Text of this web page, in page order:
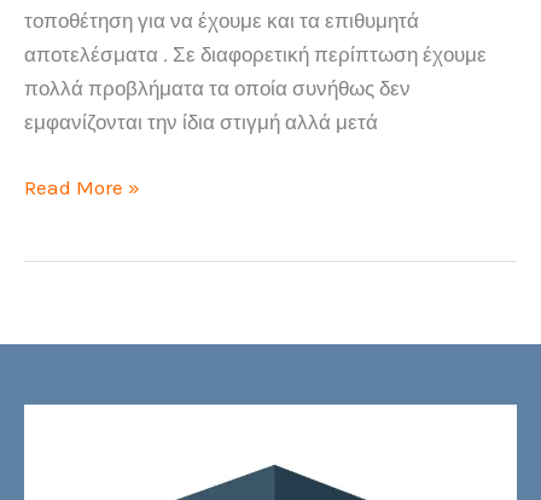
τοποθέτηση για να έχουμε και τα επιθυμητά
αποτελέσματα . Σε διαφορετική περίπτωση έχουμε
πολλά προβλήματα τα οποία συνήθως δεν
εμφανίζονται την ίδια στιγμή αλλά μετά
Τοποθέτηση
Read More »